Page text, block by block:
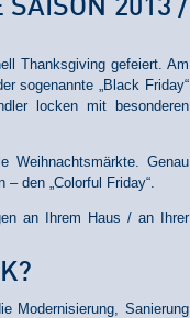
SAISON 2013 /
Thanksgiving gefeiert. Am
sogenannte „Black Friday“
locken mit besonderen
Weihnachtsmärkte. Genau
den „Colorful Friday“.
an Ihrem Haus / an Ihrer
Modernisierung, Sanierung